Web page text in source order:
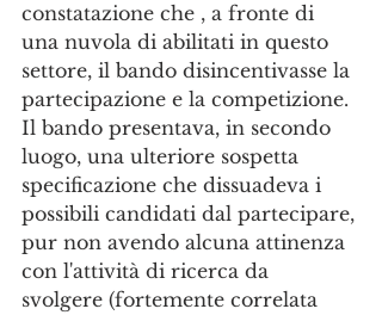
constatazione che , a fronte di
una nuvola di abilitati in questo
settore, il bando disincentivasse la
partecipazione e la competizione.
Il bando presentava, in secondo
luogo, una ulteriore sospetta
specificazione che dissuadeva i
possibili candidati dal partecipare,
pur non avendo alcuna attinenza
con l'attività di ricerca da
svolgere (fortemente correlata